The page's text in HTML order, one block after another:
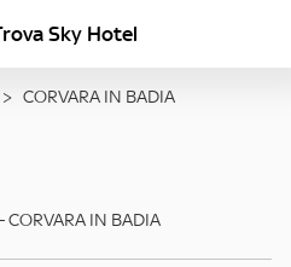
Sky Hotel
> CORVARA IN BADIA
-CORVARA IN BADIA